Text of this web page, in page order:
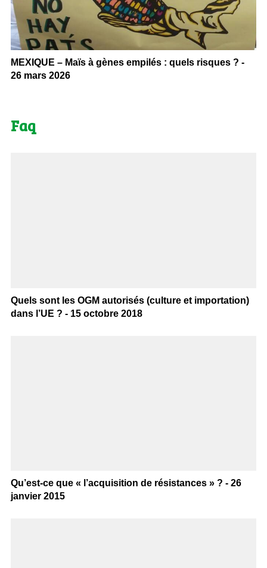
MEXIQUE – Maïs à gènes empilés : quels risques ? -
26 mars 2026
Faq
Quels sont les OGM autorisés (culture et importation)
dans l’UE ? - 15 octobre 2018
Qu’est-ce que « l’acquisition de résistances » ? - 26
janvier 2015